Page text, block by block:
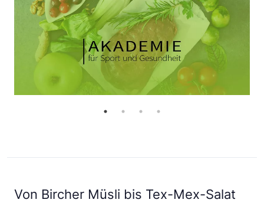
Von Bircher Müsli bis Tex-Mex-Salat